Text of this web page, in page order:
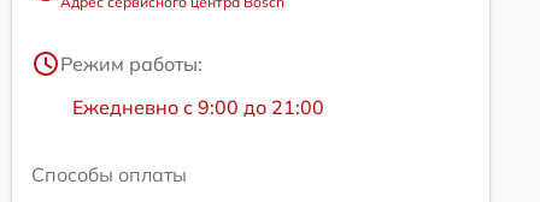
Режим работы:
Ежедневно с 9:00 до 21:00
Способы оплаты